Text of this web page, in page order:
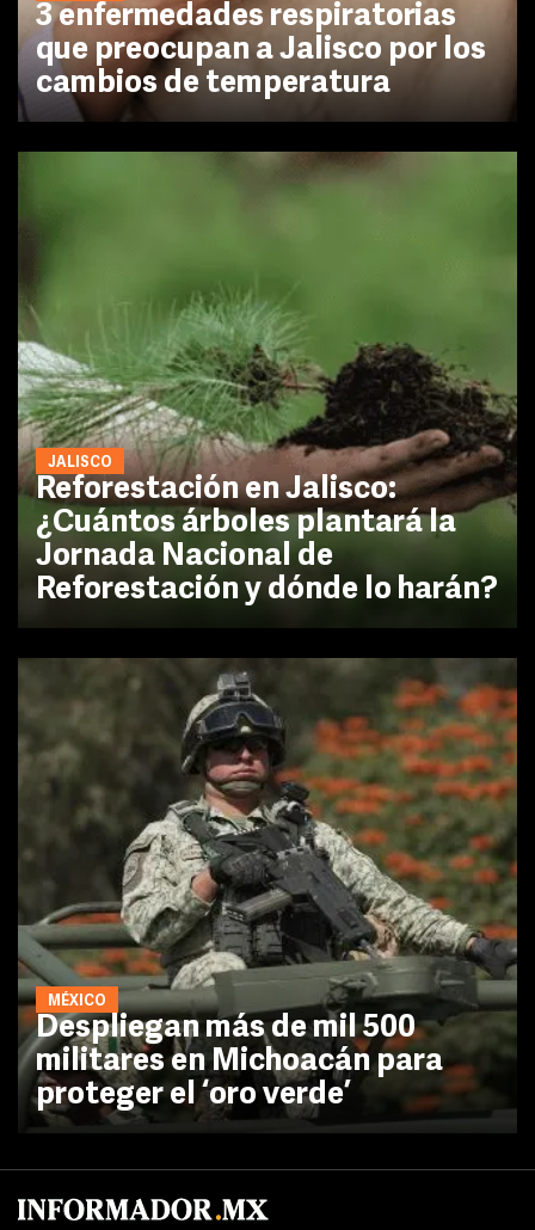
3 enfermedades respiratorias
que preocupan a Jalisco por los
cambios de temperatura
JALISCO
Reforestación en Jalisco:
¿Cuántos árboles plantará la
Jornada Nacional de
Reforestación y dónde lo harán?
MÉXICO
Despliegan más de mil 500
militares en Michoacán para
proteger el ‘oro verde’